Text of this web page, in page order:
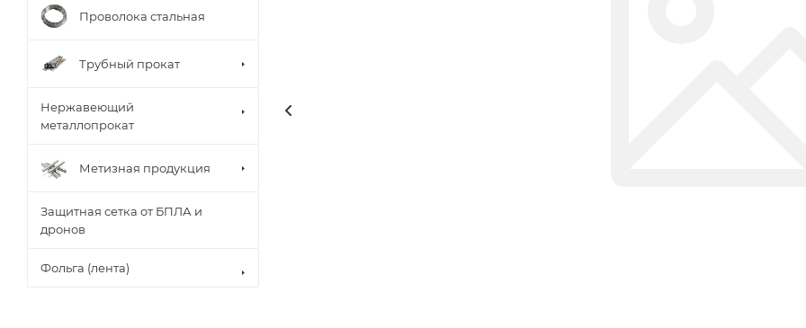
Проволока стальная
Трубный прокат
Нержавеющий
металлопрокат
Метизная продукция
Защитная сетка от БПЛА и
дронов
Фольга (лента)